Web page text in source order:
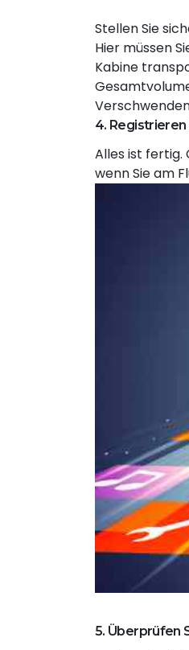
Stellen Sie
Hier müssen
Kabine
4.
Alles ist fertig.
wenn Sie am
5. Überprüfen